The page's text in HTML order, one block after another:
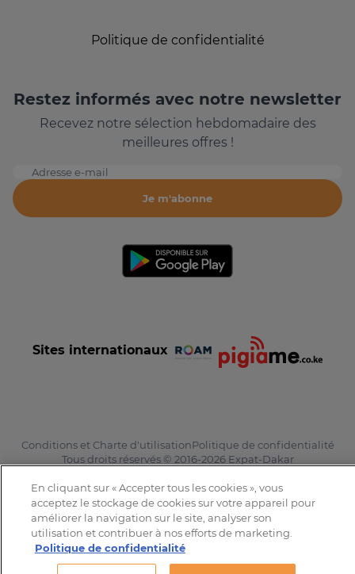
Politique de confidentialité
Restez informés avec notre newsletter
Recevez notre sélection hebdomadaire des
meilleures offres !
Adresse e-mail
Je m'abonne
Sites internationaux
Conditions et Charte d'utilisationPolitique de confidentialité
Tous droits réservés © 2016-2026 Expat-Dakar
En cliquant sur « Accepter tous les cookies », vous
acceptez le stockage de cookies sur votre appareil pour
améliorer la navigation sur le site, analyser son
utilisation et contribuer à nos efforts de marketing.
Politique de confidentialité